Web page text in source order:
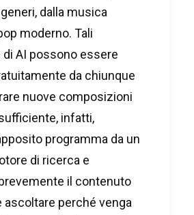
dalla musica
moderno. Tali
AI possono essere
da chiunque
nuove composizioni
infatti,
programma da un
di ricerca e
il contenuto
ascoltare perché venga